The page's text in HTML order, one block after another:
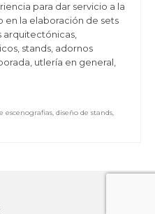
para dar servicio a la
la elaboración de sets
arquitectónicas,
stands, adornos
utlería en general,
escenografias, diseño de stands,